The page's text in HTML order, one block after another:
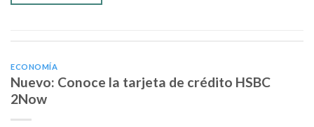
ECONOMÍA
Nuevo: Conoce la tarjeta de crédito HSBC
2Now